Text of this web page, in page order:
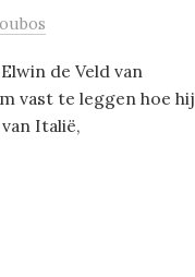
de Veld van
vast te leggen hoe hij
Italië,